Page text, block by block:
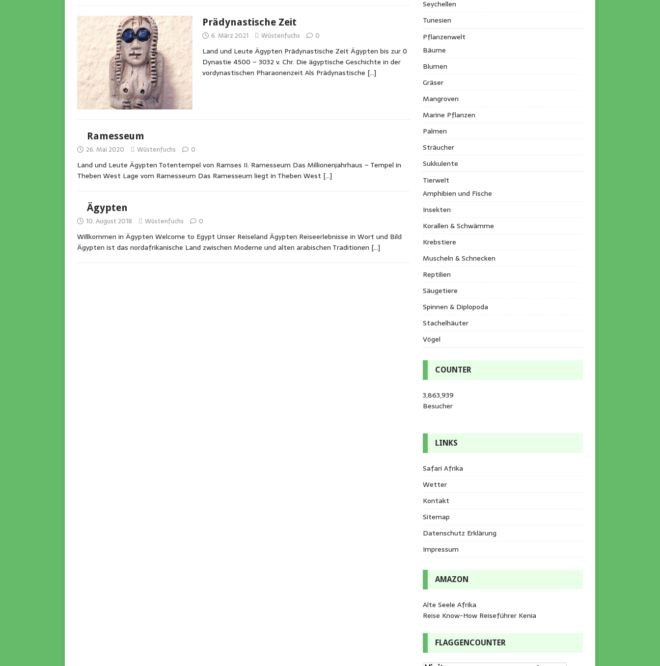
Prädynastische Zeit
6. März 2021 Wüstenfuchs 0
Land und Leute Ägypten Prädynastische Zeit Ägypten bis zur 0
Dynastie 4500 – 3032 v. Chr. Die ägyptische Geschichte in der
vordynastischen Pharaonenzeit Als Prädynastische […]
Ramesseum
26. Mai 2020 Wüstenfuchs 0
Land und Leute Ägypten Totentempel von Ramses II. Ramesseum Das Millionenjahrhaus – Tempel in
Theben West Lage vom Ramesseum Das Ramesseum liegt in Theben West […]
Ägypten
10. August 2018 Wüstenfuchs 0
Willkommen in Ägypten Welcome to Egypt Unser Reiseland Ägypten Reiseerlebnisse in Wort und Bild
Ägypten ist das nordafrikanische Land zwischen Moderne und alten arabischen Traditionen […]
Seychellen
Tunesien
Pflanzenwelt
Bäume
Blumen
Gräser
Mangroven
Marine Pflanzen
Palmen
Sträucher
Sukkulente
Tierwelt
Amphibien und Fische
Insekten
Korallen & Schwämme
Krebstiere
Muscheln & Schnecken
Reptilien
Säugetiere
Spinnen & Diplopoda
Stachelhäuter
Vögel
COUNTER
3,863,939
Besucher
LINKS
Safari Afrika
Wetter
Kontakt
Sitemap
Datenschutz Erklärung
Impressum
AMAZON
Alte Seele Afrika
Reise Know-How Reiseführer Kenia
FLAGGENCOUNTER